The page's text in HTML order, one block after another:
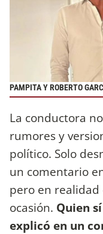
PAMPITA Y ROBERTO
La conductora
rumores y
político. Solo
un comentario
pero en realidad
ocasión. Quien
explicó en un